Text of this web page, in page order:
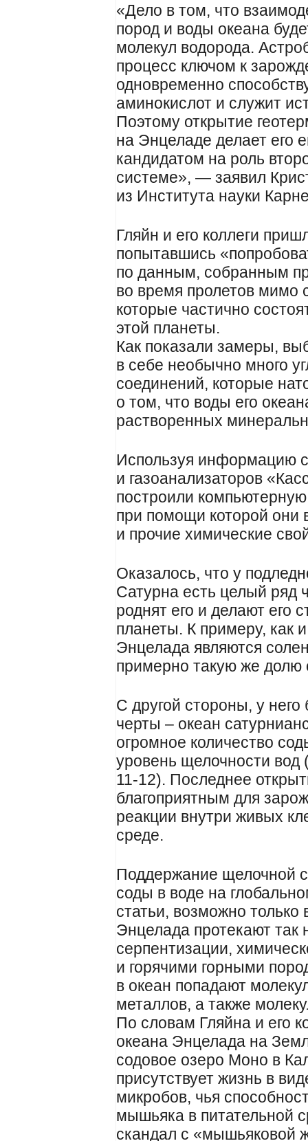
«Дело в том, что
пород и воды океана
молекул водорода.
процесс ключом к
одновременно
аминокислот и служит
Поэтому открытие
на Энцеладе делает его
кандидатом на роль
системе», — заявил
из Института науки
Гляйн и его коллеги
попытавшись
по данным, собранным
во время пролетов мимо
которые частично
этой планеты.
Как показали замеры,
в себе необычно много
соединений, которые
о том, что воды его
растворенных
Используя информацию
и газоанализаторов
построили
при помощи которой они
и прочие химические
Оказалось, что у
Сатурна есть целый ряд
роднят его и делают его
планеты. К примеру, как
Энцелада являются
примерно такую же долю
С другой стороны, у
черты – океан
огромное количество
уровень щелочности
11-12). Последнее
благоприятным для
реакции внутри живых
среде.
Поддержание щелочной
соды в воде на
статьи, возможно
Энцелада протекают
серпентизации,
и горячими горными
в океан попадают
металлов, а также
По словам Гляйна и его
океана Энцелада на
содовое озеро Моно в
присутствует жизнь в
микробов, чья
мышьяка в питательной
скандал с «мышьяковой